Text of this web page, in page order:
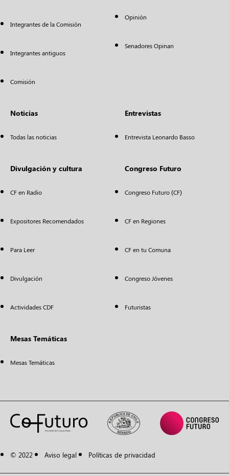
Integrantes de la Comisión
Integrantes antiguos
Comisión
Opinión
Senadores Opinan
Noticias
Todas las noticias
Entrevistas
Entrevista Leonardo Basso
Divulgación y cultura
CF en Radio
Expositores Recomendados
Para Leer
Divulgación
Actividades CDF
Congreso Futuro
Congreso Futuro (CF)
CF en Regiones
CF en tu Comuna
Congreso Jóvenes
Futuristas
Mesas Temáticas
Mesas Temáticas
© 2022 Aviso legal Políticas de privacidad